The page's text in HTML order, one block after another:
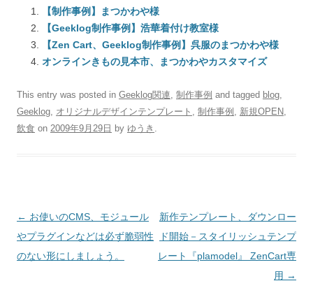
【制作事例】まつかわや様
【Geeklog制作事例】浩華着付け教室様
【Zen Cart、Geeklog制作事例】呉服のまつかわや様
オンラインきもの見本市、まつかわやカスタマイズ
This entry was posted in Geeklog関連, 制作事例 and tagged blog,
Geeklog, オリジナルデザインテンプレート , 制作事例 , 新規OPEN,
飲食 on 2009年9月29日 by ゆうき .
Post
navigation
← お使いのCMS、モジュール
やプラグインなどは必ず脆弱性
のない形にしましょう。
新作テンプレート、ダウンロー
ド開始－スタイリッシュテンプ
レート『plamodel』 ZenCart専
用 →